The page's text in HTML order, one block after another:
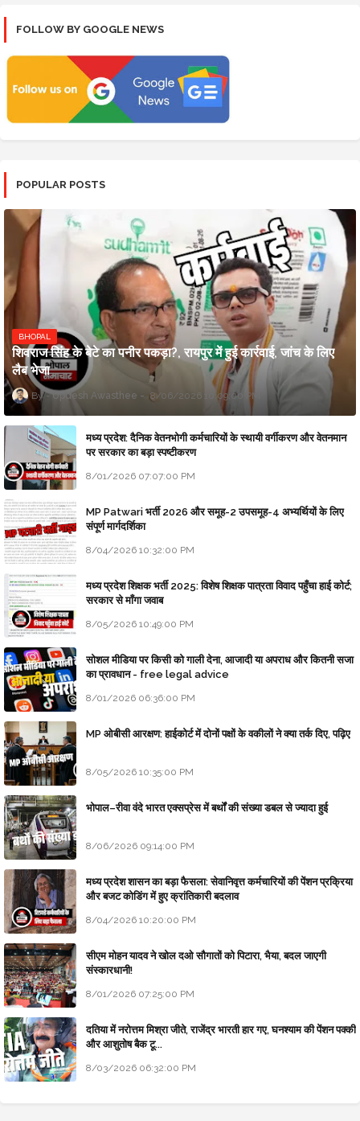
FOLLOW BY GOOGLE NEWS
POPULAR POSTS
BHOPAL
शिवराज सिंह के बेटे का पनीर पकड़ा?, रायपुर में हुई कार्रवाई, जांच के लिए
लैब भेजा
Updesh Awasthee 8/06/2026 10:09:00 PM
मध्य प्रदेश: दैनिक वेतनभोगी कर्मचारियों के स्थायी वर्गीकरण और वेतनमान
पर सरकार का बड़ा स्पष्टीकरण
8/01/2026 07:07:00 PM
MP Patwari भर्ती 2026 और समूह-2 उपसमूह-4 अभ्यर्थियों के लिए
संपूर्ण मार्गदर्शिका
8/04/2026 10:32:00 PM
मध्य प्रदेश शिक्षक भर्ती 2025: विशेष शिक्षक पात्रता विवाद पहुँचा हाई कोर्ट;
सरकार से माँगा जवाब
8/05/2026 10:49:00 PM
सोशल मीडिया पर किसी को गाली देना, आजादी या अपराध और कितनी सजा
का प्रावधान - free legal advice
8/01/2026 06:36:00 PM
MP ओबीसी आरक्षण: हाईकोर्ट में दोनों पक्षों के वकीलों ने क्या तर्क दिए, पढ़िए
8/05/2026 10:35:00 PM
भोपाल–रीवा वंदे भारत एक्सप्रेस में बर्थों की संख्या डबल से ज्यादा हुई
8/06/2026 09:14:00 PM
मध्य प्रदेश शासन का बड़ा फैसला: सेवानिवृत्त कर्मचारियों की पेंशन प्रक्रिया
और बजट कोडिंग में हुए क्रांतिकारी बदलाव
8/04/2026 10:20:00 PM
सीएम मोहन यादव ने खोल दओ सौगातों को पिटारा, भैया, बदल जाएगी
संस्कारधानी!
8/01/2026 07:25:00 PM
दतिया में नरोत्तम मिश्रा जीते, राजेंद्र भारती हार गए, घनश्याम की पेंशन पक्की
और आशुतोष बैक टू...
8/03/2026 06:32:00 PM